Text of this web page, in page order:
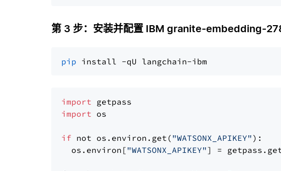
第 3 步：安装并配置 IBM granite-embedding-
pip
import
import os
if not os.environ.get( "WATSONX_APIKEY" ):
  os.environ[
"WATSONX_APIKEY"] =